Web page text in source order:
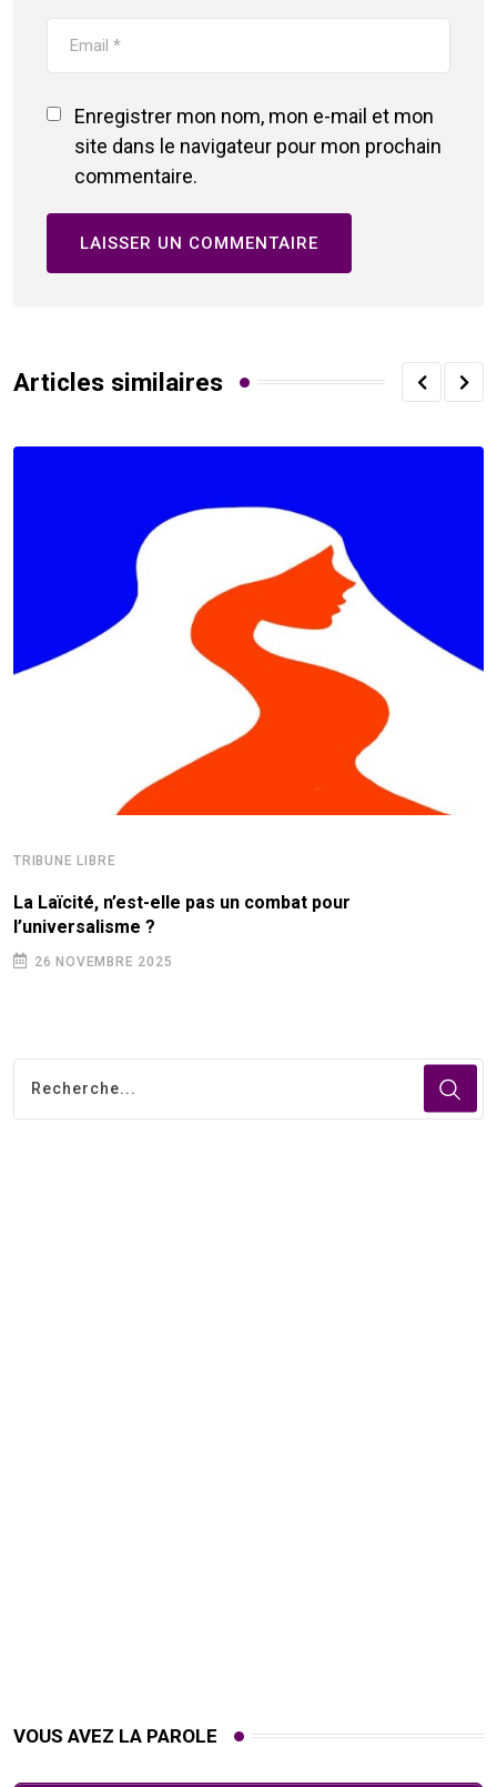
Enregistrer mon nom, mon e-mail et mon
site dans le navigateur pour mon prochain
commentaire.
Articles similaires
TRIBUNE LIBRE
La Laïcité, n’est-elle pas un combat pour
l’universalisme ?
26 NOVEMBRE 2025
VOUS AVEZ LA PAROLE